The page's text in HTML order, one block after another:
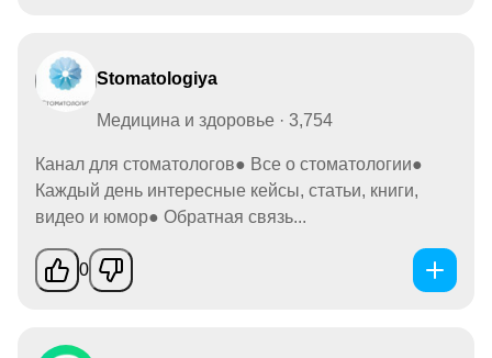
Stomatologiya
Медицина и здоровье · 3,754
Канал для стоматологов● Все о стоматологии●
Каждый день интересные кейсы, статьи, книги,
видео и юмор● Обратная связь...
0